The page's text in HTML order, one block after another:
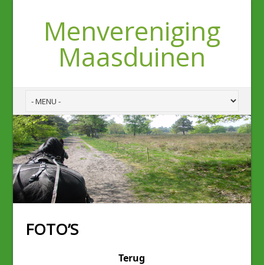
Menvereniging
Maasduinen
FOTO’S
Terug